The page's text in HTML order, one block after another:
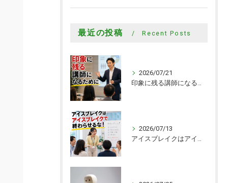
最近の投稿 Recent Posts
2026/07/21
印象に残る講師になるために
2026/07/13
アイスブレイクはアイスブレイクで終わらせるな！